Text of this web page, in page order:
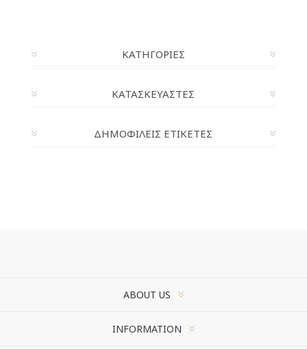
ΚΑΤΗΓΟΡΊΕΣ
ΚΑΤΑΣΚΕΥΑΣΤΈΣ
ΔΗΜΟΦΙΛΕΙΣ ΕΤΙΚΕΤΕΣ
ABOUT US
INFORMATION